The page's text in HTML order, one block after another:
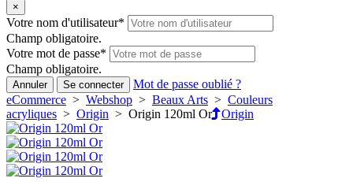
×
Votre nom d'utilisateur*
Champ obligatoire.
Votre mot de passe*
Champ obligatoire.
Annuler Se connecter
Mot de passe oublié ?
eCommerce > Webshop > Beaux Arts > Couleurs
acryliques > Origin > Origin 120ml Or Origin